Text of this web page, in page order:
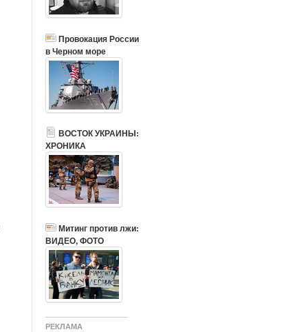
Провокация России
в Черном море
ВОСТОК УКРАИНЫ:
ХРОНИКА
Митинг против лжи:
ВИДЕО, ФОТО
РЕКЛАМА